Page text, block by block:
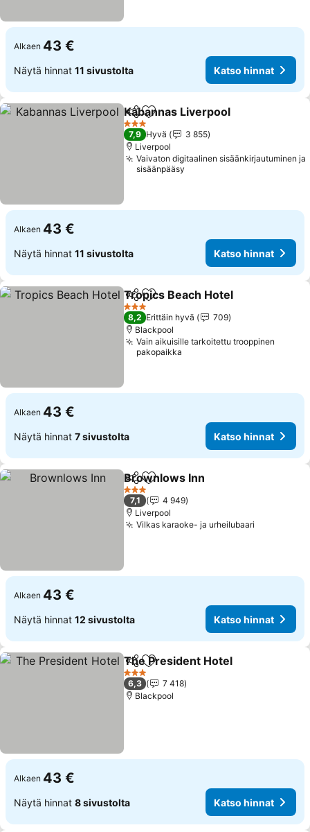
Alkaen 43 €
Näytä hinnat 11 sivustolta Katso hinnat
Jaa Lisää suosikkeihin
Kabannas Liverpool
3 Tähtiluokitus
7,9 Hyvä
3 855
Liverpool
Vaivaton digitaalinen sisäänkirjautuminen ja
sisäänpääsy
Alkaen 43 €
Näytä hinnat 11 sivustolta Katso hinnat
Jaa Lisää suosikkeihin
Tropics Beach Hotel
3 Tähtiluokitus
8,2 Erittäin hyvä
709
Blackpool
Vain aikuisille tarkoitettu trooppinen
pakopaikka
Alkaen 43 €
Näytä hinnat 7 sivustolta Katso hinnat
Jaa Lisää suosikkeihin
Brownlows Inn
3 Tähtiluokitus
7,1
4 949
Liverpool
Vilkas karaoke- ja urheilubaari
Alkaen 43 €
Näytä hinnat 12 sivustolta Katso hinnat
Jaa Lisää suosikkeihin
The President Hotel
3 Tähtiluokitus
6,3
7 418
Blackpool
Alkaen 43 €
Näytä hinnat 8 sivustolta Katso hinnat